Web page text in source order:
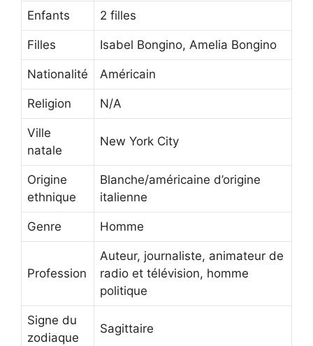
Enfants 2 filles
Filles Isabel Bongino, Amelia Bongino
Nationalité Américain
Religion N/A
Ville
natale
New York City
Origine
ethnique
Blanche/américaine d’origine
italienne
Genre Homme
Profession
Auteur, journaliste, animateur de
radio et télévision, homme
politique
Signe du
zodiaque
Sagittaire